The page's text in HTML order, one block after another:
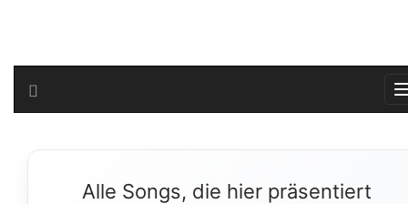
Alle Songs, die hier präsentiert